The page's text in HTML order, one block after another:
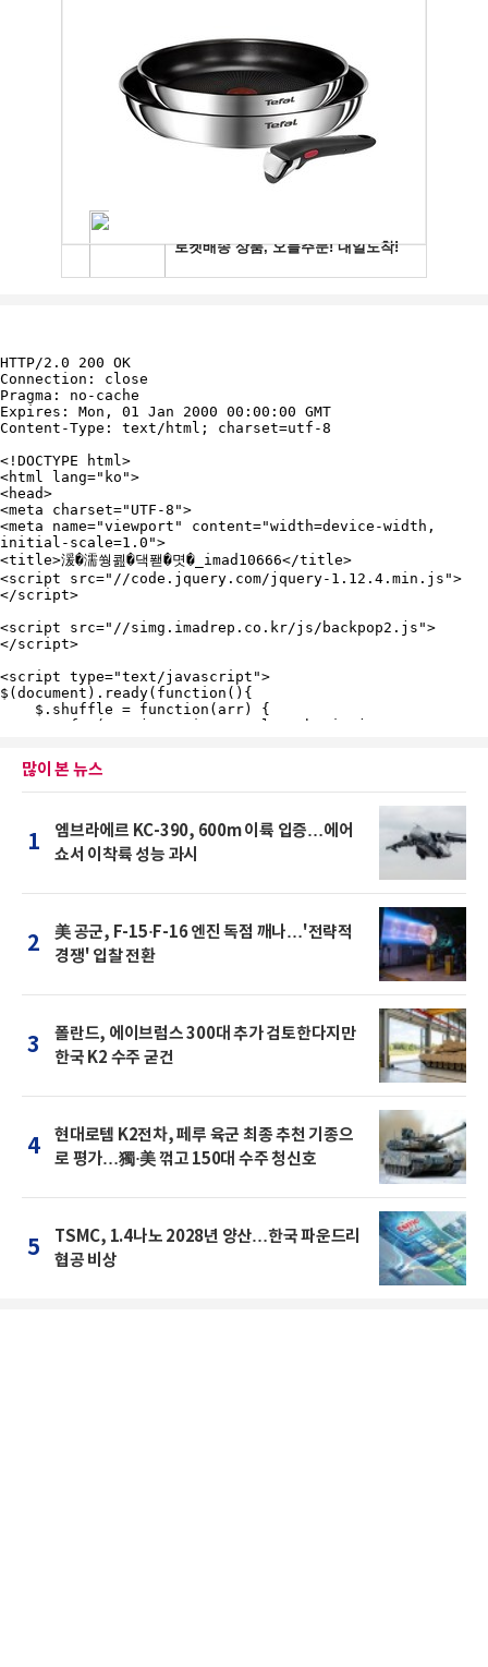
많이 본 뉴스
1
엠브라에르 KC-390, 600m 이륙 입증…에어
쇼서 이착륙 성능 과시
2
美 공군, F-15·F-16 엔진 독점 깨나…'전략적
경쟁' 입찰 전환
3
폴란드, 에이브럼스 300대 추가 검토한다지만
한국 K2 수주 굳건
4
현대로템 K2전차, 페루 육군 최종 추천 기종으
로 평가…獨·美 꺾고 150대 수주 청신호
5
TSMC, 1.4나노 2028년 양산…한국 파운드리
협공 비상